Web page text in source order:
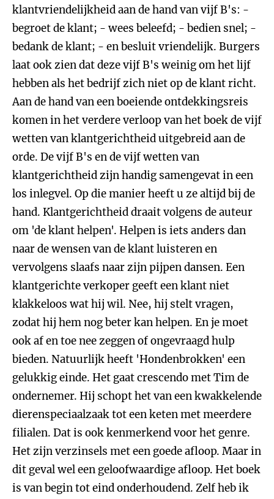
klantvriendelijkheid aan de hand van vijf B's: -
begroet de klant; - wees beleefd; - bedien snel; -
bedank de klant; - en besluit vriendelijk. Burgers
laat ook zien dat deze vijf B's weinig om het lijf
hebben als het bedrijf zich niet op de klant richt.
Aan de hand van een boeiende ontdekkingsreis
komen in het verdere verloop van het boek de vijf
wetten van klantgerichtheid uitgebreid aan de
orde. De vijf B's en de vijf wetten van
klantgerichtheid zijn handig samengevat in een
los inlegvel. Op die manier heeft u ze altijd bij de
hand. Klantgerichtheid draait volgens de auteur
om 'de klant helpen'. Helpen is iets anders dan
naar de wensen van de klant luisteren en
vervolgens slaafs naar zijn pijpen dansen. Een
klantgerichte verkoper geeft een klant niet
klakkeloos wat hij wil. Nee, hij stelt vragen,
zodat hij hem nog beter kan helpen. En je moet
ook af en toe nee zeggen of ongevraagd hulp
bieden. Natuurlijk heeft 'Hondenbrokken' een
gelukkig einde. Het gaat crescendo met Tim de
ondernemer. Hij schopt het van een kwakkelende
dierenspeciaalzaak tot een keten met meerdere
filialen. Dat is ook kenmerkend voor het genre.
Het zijn verzinsels met een goede afloop. Maar in
dit geval wel een geloofwaardige afloop. Het boek
is van begin tot eind onderhoudend. Zelf heb ik